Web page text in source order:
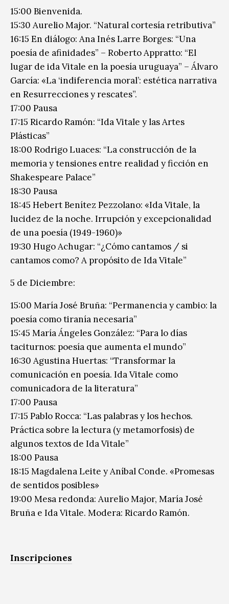
15:00 Bienvenida.
15:30 Aurelio Major. “Natural cortesía retributiva”
16:15 En diálogo: Ana Inés Larre Borges: “Una
poesía de afinidades” – Roberto Appratto: “El
lugar de ida Vitale en la poesía uruguaya” – Álvaro
García: «La ‘indiferencia moral’: estética narrativa
en Resurrecciones y rescates”.
17:00 Pausa
17:15 Ricardo Ramón: “Ida Vitale y las Artes
Plásticas”
18:00 Rodrigo Luaces: “La construcción de la
memoria y tensiones entre realidad y ficción en
Shakespeare Palace”
18:30 Pausa
18:45 Hebert Benítez Pezzolano: «Ida Vitale, la
lucidez de la noche. Irrupción y excepcionalidad
de una poesía (1949-1960)»
19:30 Hugo Achugar: “¿Cómo cantamos / si
cantamos como? A propósito de Ida Vitale”
5 de Diciembre:
15:00 María José Bruña: “Permanencia y cambio: la
poesía como tiranía necesaria”
15:45 María Ángeles González: “Para lo días
taciturnos: poesía que aumenta el mundo”
16:30 Agustina Huertas: “Transformar la
comunicación en poesía. Ida Vitale como
comunicadora de la literatura”
17:00 Pausa
17:15 Pablo Rocca: “Las palabras y los hechos.
Práctica sobre la lectura (y metamorfosis) de
algunos textos de Ida Vitale”
18:00 Pausa
18:15 Magdalena Leite y Aníbal Conde. «Promesas
de sentidos posibles»
19:00 Mesa redonda: Aurelio Major, María José
Bruña e Ida Vitale. Modera: Ricardo Ramón.
Inscripciones